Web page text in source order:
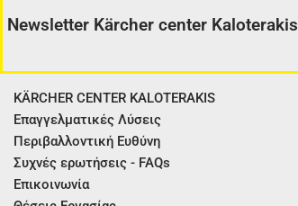
Newsletter Kärcher center Kaloterakis
KÄRCHER CENTER KALOTERAKIS
Επαγγελματικές Λύσεις
Περιβαλλοντική Ευθύνη
Συχνές ερωτήσεις - FAQs
Επικοινωνία